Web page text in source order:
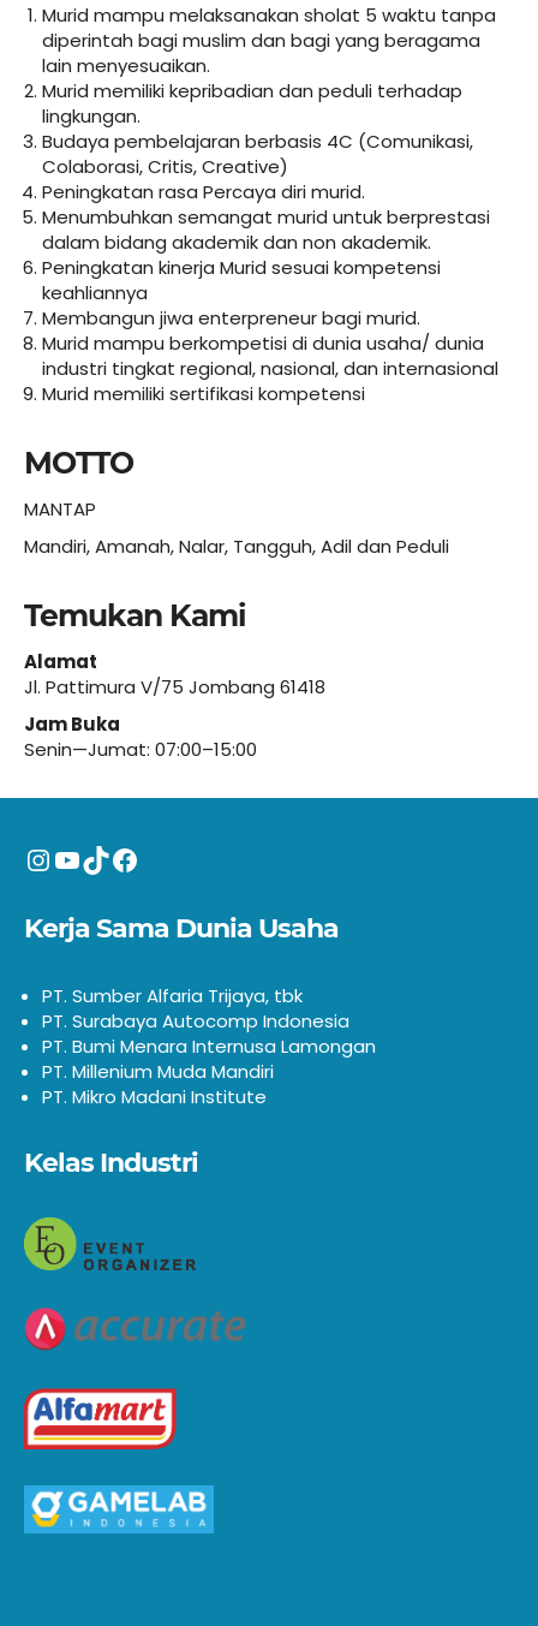
Murid mampu melaksanakan sholat 5 waktu tanpa
diperintah bagi muslim dan bagi yang beragama
lain menyesuaikan.
Murid memiliki kepribadian dan peduli terhadap
lingkungan.
Budaya pembelajaran berbasis 4C (Comunikasi,
Colaborasi, Critis, Creative)
Peningkatan rasa Percaya diri murid.
Menumbuhkan semangat murid untuk berprestasi
dalam bidang akademik dan non akademik.
Peningkatan kinerja Murid sesuai kompetensi
keahliannya
Membangun jiwa enterpreneur bagi murid.
Murid mampu berkompetisi di dunia usaha/ dunia
industri tingkat regional, nasional, dan internasional
Murid memiliki sertifikasi kompetensi
MOTTO
MANTAP
Mandiri, Amanah, Nalar, Tangguh, Adil dan Peduli
Temukan Kami
Alamat
Jl. Pattimura V/75 Jombang 61418
Jam Buka
Senin—Jumat: 07:00–15:00
Instagram
YouTube
TikTokFacebook
Kerja Sama Dunia Usaha
PT. Sumber Alfaria Trijaya, tbk
PT. Surabaya Autocomp Indonesia
PT. Bumi Menara Internusa Lamongan
PT. Millenium Muda Mandiri
PT. Mikro Madani Institute
Kelas Industri